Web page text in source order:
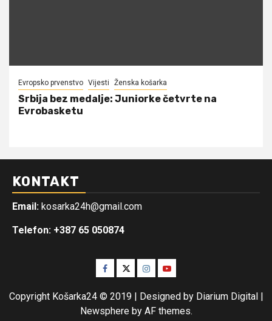
Evropsko prvenstvo Vijesti Ženska košarka
Srbija bez medalje: Juniorke četvrte na
Evrobasketu
KONTAKT
Email: kosarka24h@gmail.com
Telefon: +387 65 050874
Facebook
TwitterInstagram
Youtube
Copyright Košarka24 © 2019 | Designed by Diarium Digital
Newsphereby AF themes.